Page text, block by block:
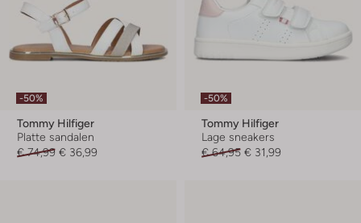
-50%
Tommy Hilfiger
Platte sandalen
€ 74,99 € 36,99
-50%
Tommy Hilfiger
Lage sneakers
€ 64,95 € 31,99